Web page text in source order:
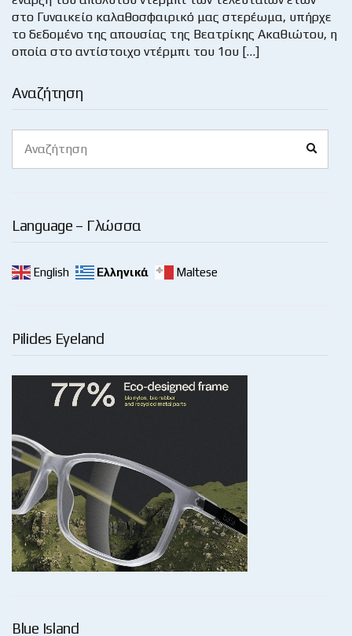
Αναζήτηση
for:
Language – Γλώσσα
English Ελληνικά Maltese
Pilides Eyeland
Blue Island
στο Γυναικείο καλαθοσφαιρικό μας στερέωμα, υπήρχε
το δεδομένο της απουσίας της Βεατρίκης Ακαθιώτου, η
οποία στο αντίστοιχο ντέρμπι του 1ου […]